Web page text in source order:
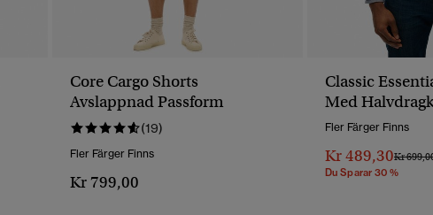
Core Cargo Shorts
Avslappnad Passform
(19)
Fler Färger Finns
Kr 799,00
Classic
Med
Fler Färger Finns
Kr 489,30Pris
Kr
Du Sparar 30 %